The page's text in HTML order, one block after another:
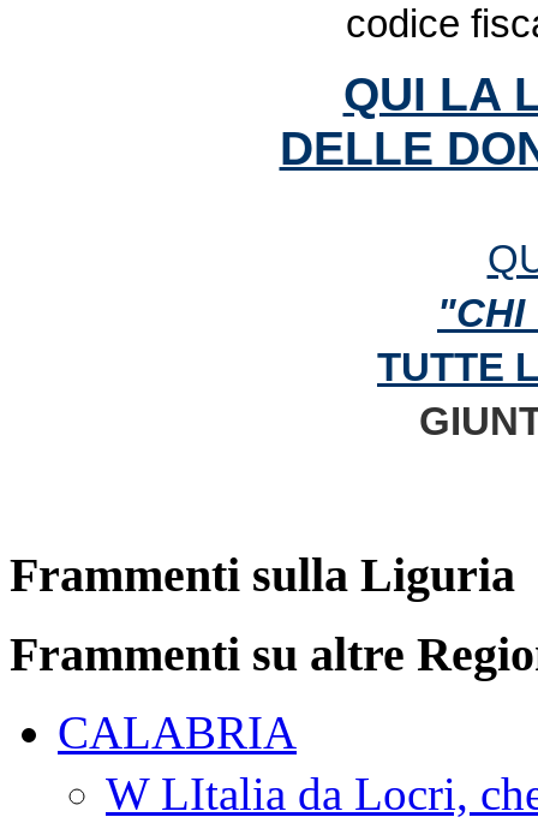
codice
QUI LA
DELLE
"CHI
TUTTE
Frammenti sulla Liguria
Frammenti su altre
CALABRIA
W LItalia da Locri,